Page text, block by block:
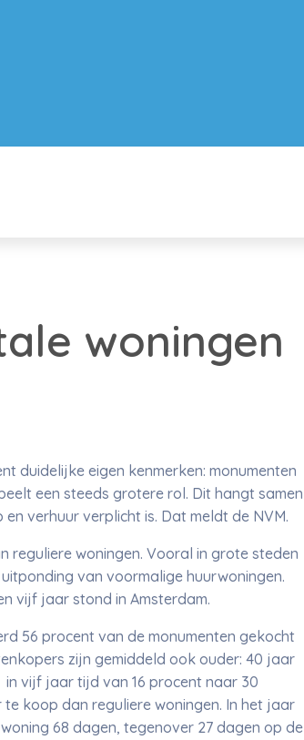
woningen
duidelijke eigen kenmerken: monumenten
een steeds grotere rol. Dit hangt samen
verhuur verplicht is. Dat meldt de NVM.
reguliere woningen. Vooral in grote steden
van voormalige huurwoningen.
vijf jaar stond in Amsterdam.
56 procent van de monumenten gekocht
zijn gemiddeld ook ouder: 40 jaar
vijf jaar tijd van 16 procent naar 30
koop dan reguliere woningen. In het jaar
68 dagen, tegenover 27 dagen op de